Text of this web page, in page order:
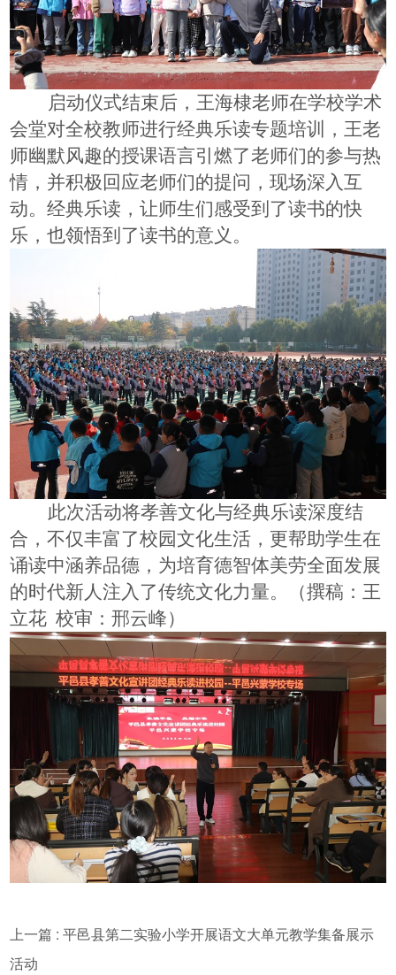
启动仪式结束后， 王海棣老师在学校学术
会堂对全校教师进行经典乐读专题培训， 王老
师幽默风趣的授课语言引燃了老师们的参与热
情， 并积极 回应老师们的提问 ，现场深入互
动。经典乐读 ，让师生们感受到了读书的快
乐，也领悟到了读书的意义。
此次活动将孝善文化与经典乐读深度结
合，不仅丰富了校园文化生活，更帮助学生在
诵读中涵养品德，为培育德智体美劳全面发展
的时代新人注入了传统文化力量。
（撰稿：王
立花 校审：邢云峰）
上一篇 : 平邑县第二实验小学开展语文大单元教学集备展示
活动